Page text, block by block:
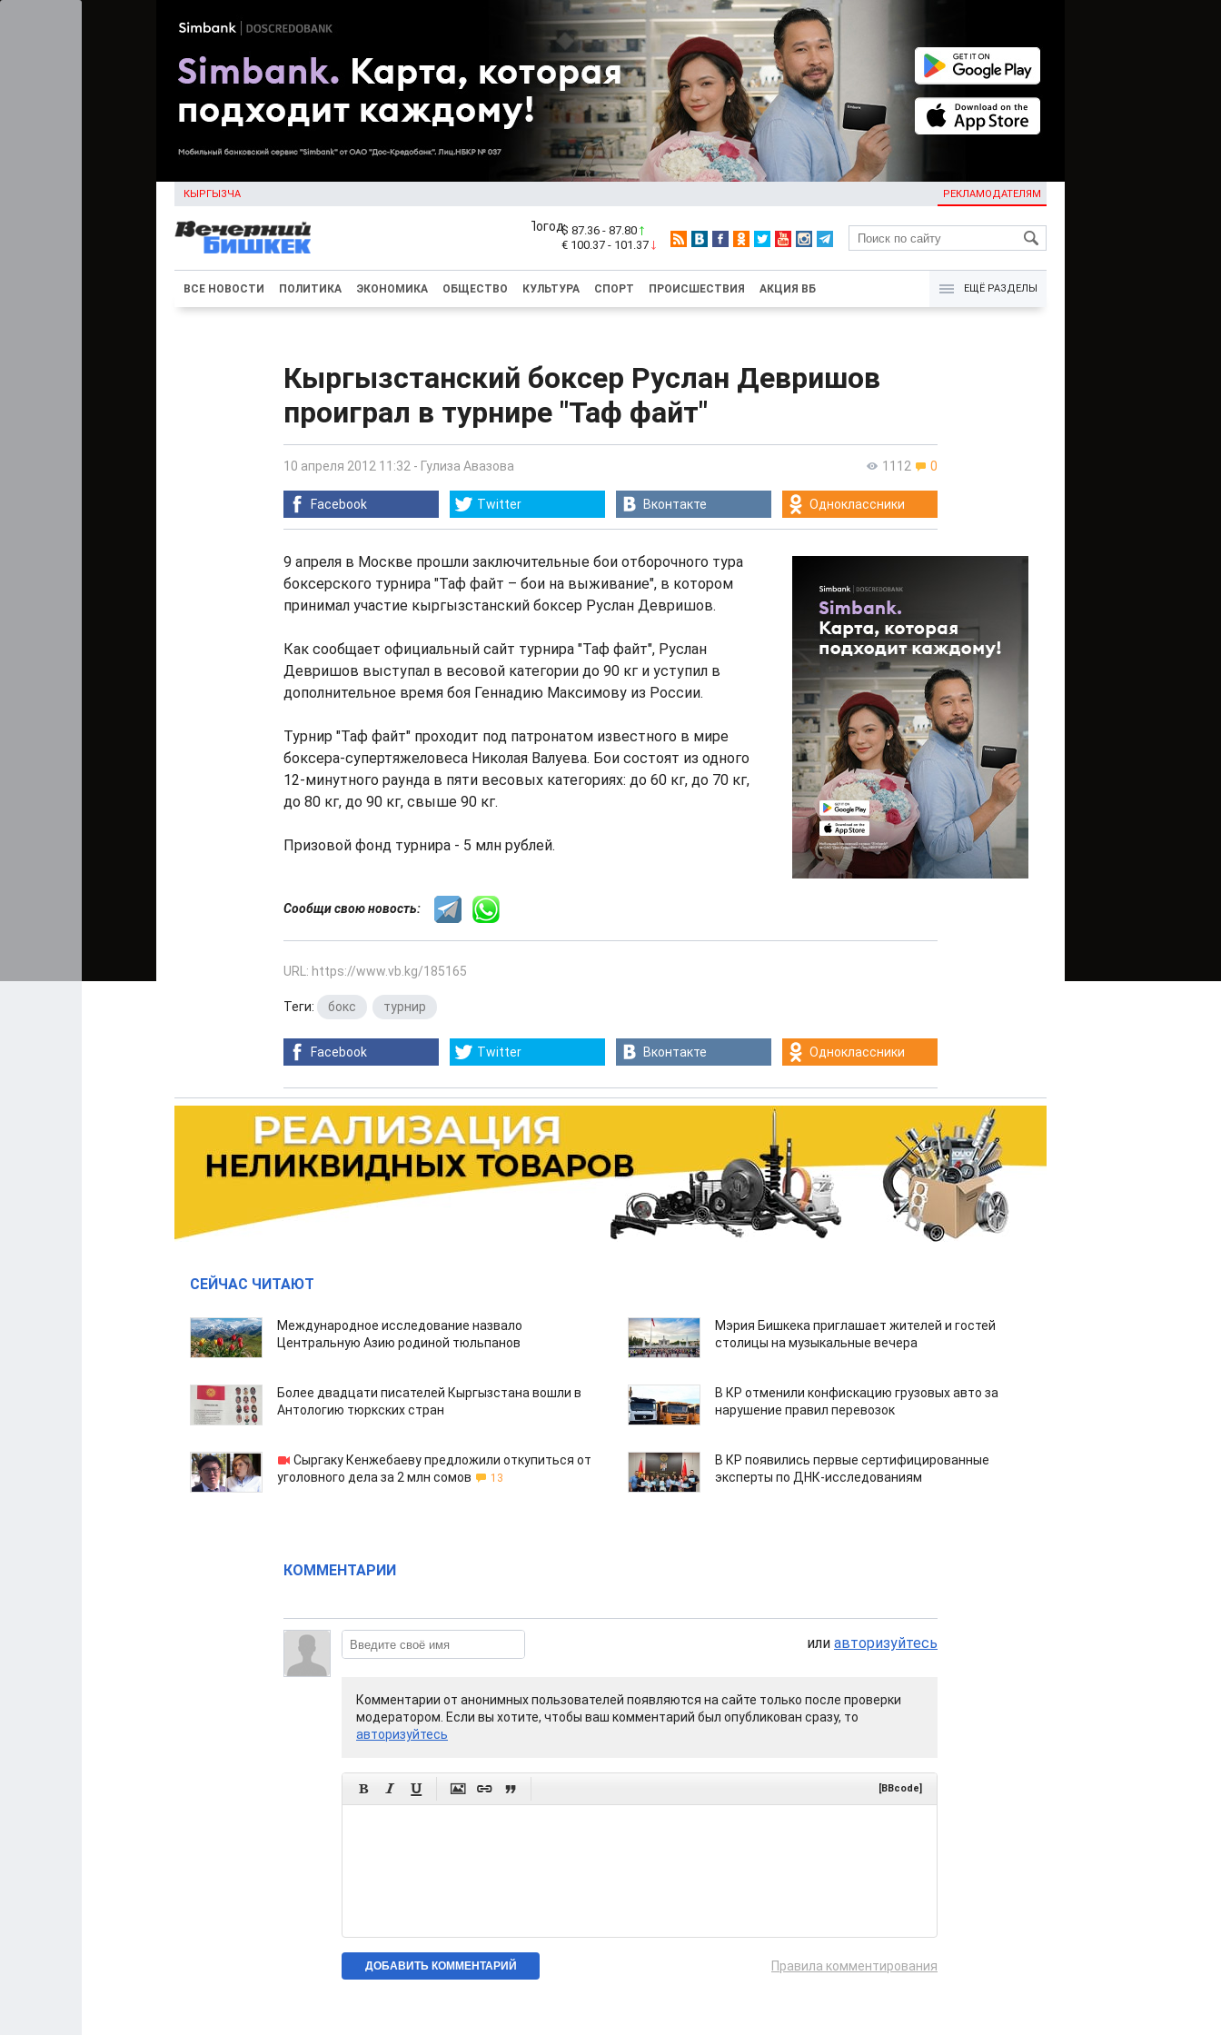
КЫРГЫЗЧА РЕКЛАМОДАТЕЛЯМ
KG
$ 87.36 - 87.80
€ 100.37 - 101.37
ВСЕ НОВОСТИ ПОЛИТИКА ЭКОНОМИКА ОБЩЕСТВО КУЛЬТУРА СПОРТ ПРОИСШЕСТВИЯ АКЦИЯ ВБ ЕЩЁ РАЗДЕЛЫ
Кыргызстанский боксер Руслан Девришов
проиграл в турнире "Таф файт"
1112 0
10 апреля 2012 11:32 - Гулиза Авазова
Facebook Twitter Вконтакте Одноклассники
9 апреля в Москве прошли заключительные бои отборочного тура
боксерского турнира "Таф файт – бои на выживание", в котором
принимал участие кыргызстанский боксер Руслан Девришов.
Как сообщает официальный сайт турнира "Таф файт", Руслан
Девришов выступал в весовой категории до 90 кг и уступил в
дополнительное время боя Геннадию Максимову из России.
Турнир "Таф файт" проходит под патронатом известного в мире
боксера-супертяжеловеса Николая Валуева. Бои состоят из одного
12-минутного раунда в пяти весовых категориях: до 60 кг, до 70 кг,
до 80 кг, до 90 кг, свыше 90 кг.
Призовой фонд турнира - 5 млн рублей.
Сообщи свою новость:
URL: https://www.vb.kg/185165
Теги: бокс турнир
Facebook Twitter Вконтакте Одноклассники
СЕЙЧАС ЧИТАЮТ
Международное исследование назвало
Центральную Азию родиной тюльпанов
Мэрия Бишкека приглашает жителей и гостей
столицы на музыкальные вечера
Более двадцати писателей Кыргызстана вошли в
Антологию тюркских стран
В КР отменили конфискацию грузовых авто за
нарушение правил перевозок
Сыргаку Кенжебаеву предложили откупиться от
уголовного дела за 2 млн сомов
13
В КР появились первые сертифицированные
эксперты по ДНК-исследованиям
КОММЕНТАРИИ
или авторизуйтесь
Комментарии от анонимных пользователей появляются на сайте только после проверки
модератором. Если вы хотите, чтобы ваш комментарий был опубликован сразу, то
авторизуйтесь
      [BBcode]
Правила комментирования